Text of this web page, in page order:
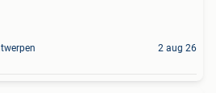
2 aug 26